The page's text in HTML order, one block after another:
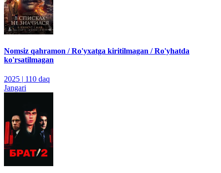
Nomsiz qahramon / Ro'yxatga kiritilmagan / Ro'yhatda
ko'rsatilmagan
2025 | 110 daq
Jangari